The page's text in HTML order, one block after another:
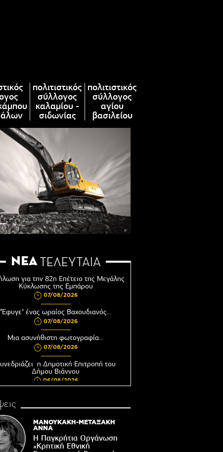
πολιτιστικός
σύλλογος
καλαμίου -
σιδωνίας
πολιτιστικός
σύλλογος
αγίου
βασιλείου
ΝΕΑ ΤΕΛΕΥΤΑΙΑ
για την 82η Επέτειο της Μεγάλης
Κύκλωσης της Εμπάρου
07/08/2026
"Έφυγε" ένας ωραίος Βαχουδιανός...
07/08/2026
Μια ασυνήθιστη φωτογραφία…
07/08/2026
η Δημοτική Επιτροπή του
Δήμου Βιάννου
06/08/2026
Βιάννου-Τόπος πίστης, μνήμης και
06/08/2026
Ωράριο λειτουργίας του Γραφείου
Δακοκτονίας
ΜΑΝΟΥΚΑΚΗ-ΜΕΤΑΞΑΚΗ
ΑΝΝΑ
Η Παγκρήτια Οργάνωση
«Κρητική Εθνική